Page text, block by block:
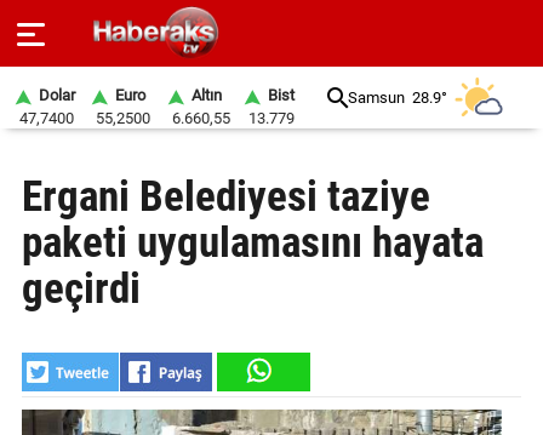
SPOR
YAŞAM
EKONOMİ
BELEDİYELER
SAĞLIK
Dolar
47,7400
Euro
55,2500
Altın
6.660,55
Bist
13.779
Samsun 28.9°
Ergani Belediyesi taziye
paketi uygulamasını hayata
geçirdi